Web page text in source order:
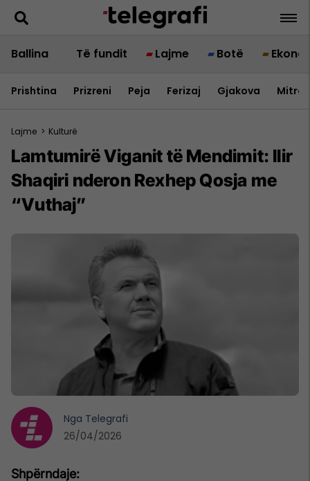
Ballina Të fundit Lajme Botë
Prishtina Prizreni Peja Ferizaj Gjakova
Lajme > Kulturë
Lamtumirë Viganit të Mendimit: Ilir
Shaqiri nderon Rexhep Qosja me
“Vuthaj”
Nga Telegrafi
26/04/2026